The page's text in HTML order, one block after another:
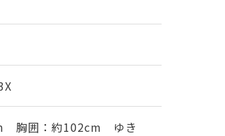
胸囲：約102cm ゆき